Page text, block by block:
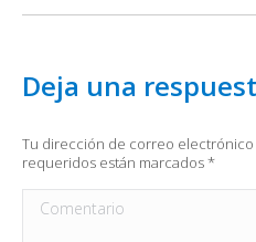
Deja una
Tu dirección de correo
requeridos están marcados*
Comentario